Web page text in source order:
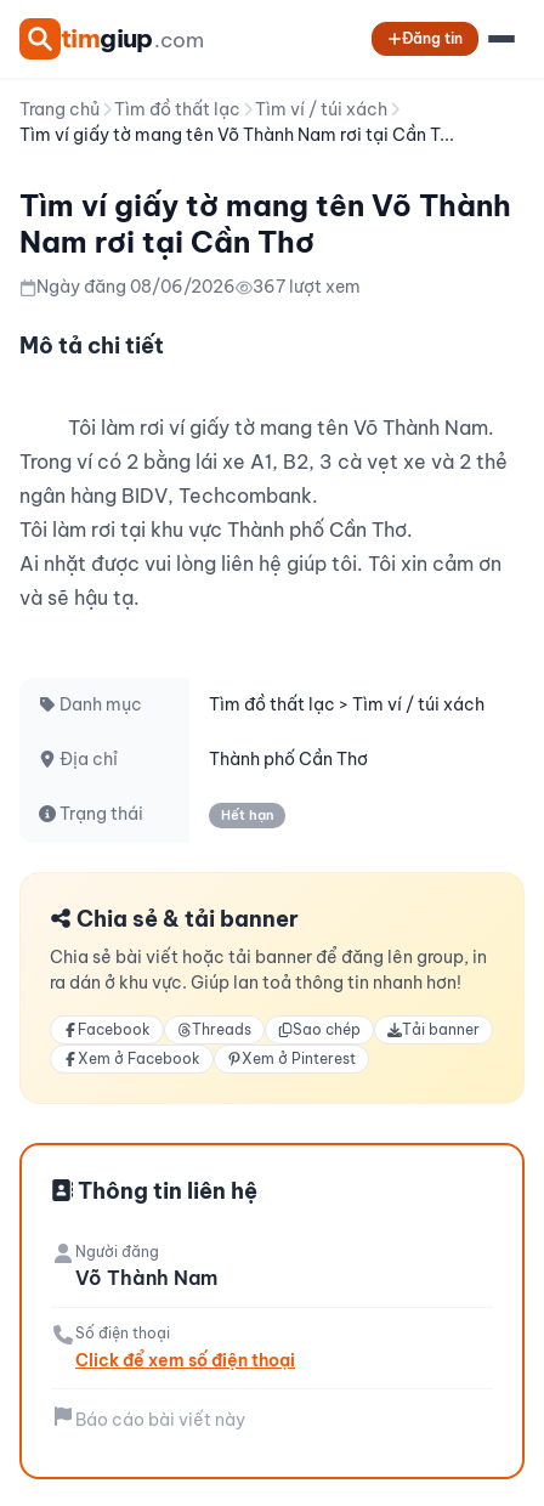
timgiup.com Đăng tin
Trang chủ Tìm đồ thất lạc
Tìm ví / túi xách
Tìm ví giấy tờ mang tên Võ Thành Nam rơi tại Cần T...
Tìm ví giấy tờ mang tên Võ Thành
Nam rơi tại Cần Thơ
Ngày đăng 08/06/2026 367 lượt xem
Mô tả chi tiết
Trong ví có 2 bằng lái xe A1, B2, 3 cà vẹt xe và 2 thẻ
ngân hàng BIDV, Techcombank.
Tôi làm rơi tại khu vực Thành phố Cần Thơ.
Ai nhặt được vui lòng liên hệ giúp tôi. Tôi xin cảm ơn
và sẽ hậu tạ.
Danh mục Tìm đồ thất lạc > Tìm ví / túi xách
Địa chỉ Thành phố Cần Thơ
Trạng thái Hết hạn
Chia sẻ & tải banner
Chia sẻ bài viết hoặc tải banner để đăng lên group, in
ra dán ở khu vực. Giúp lan toả thông tin nhanh hơn!
Facebook Threads Sao chép
Tải banner
Xem ở Facebook
Xem ở Pinterest
Thông tin liên hệ
Người đăng
Võ Thành Nam
Số điện thoại
Click để xem số điện thoại
Báo cáo bài viết này